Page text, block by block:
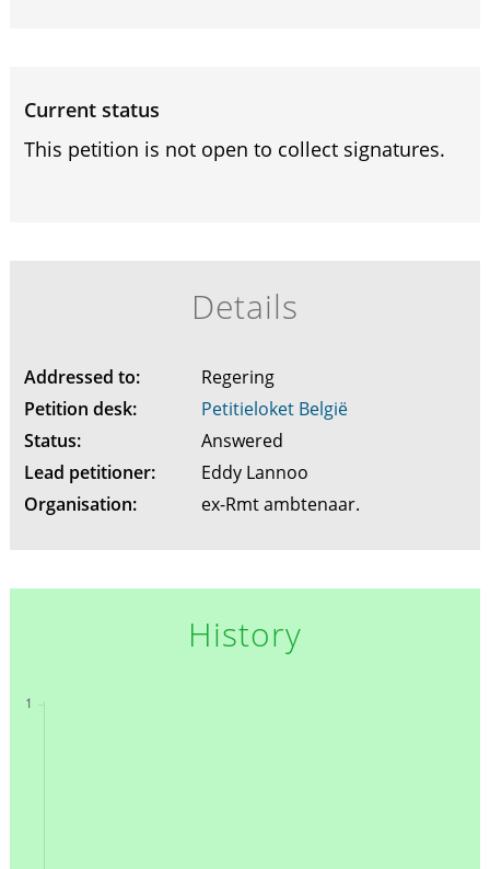
Current status
This petition is not open to collect signatures.
Details
Addressed to:
Regering
Petition desk:
Petitieloket België
Status:
Answered
Lead petitioner:
Eddy Lannoo
Organisation:
ex-Rmt ambtenaar.
History